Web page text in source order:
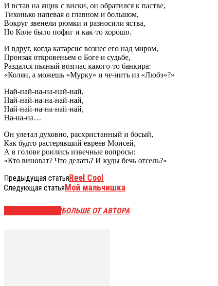
И встав на ящик с виски, он обратился к пастве,
Тихонько напевая о главном и большом,
Вокруг звенели рюмки и разносили яства,
Но Коле было пофиг и как-то хорошо.
И вдруг, когда катарсис вознес его над миром,
Пронзая откровеньем о Боге и судьбе,
Раздался пьяный возглас какого-то банкира:
«Колян, а можешь «Мурку» и че-нить из «Любэ»?»
Най-най-на-на-най-най,
Най-най-на-на-най-най,
Най-най-на-на-най-най,
На-на-на…
Он улетал духовно, расхристанный и босый,
Как будто растерявший евреев Моисей,
А в голове роились извечные вопросы:
«Кто виноват? Что делать? И куды бечь отсель?»
Предыдущая статьяReel Cool
Следующая статьяМой мальчишка
БОЛЬШЕ ОТ АВТОРА